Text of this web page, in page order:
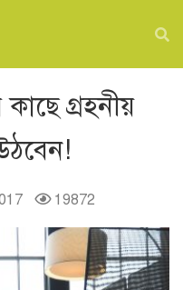
গ্রহনীয়
19872